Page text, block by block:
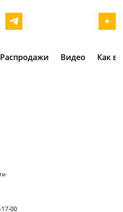
Распродажи Видео Как
17-00